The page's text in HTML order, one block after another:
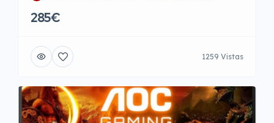
285€
1259 Vistas